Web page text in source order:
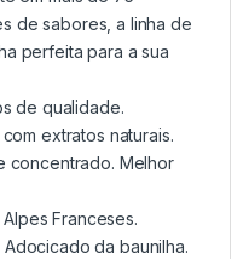
de sabores, a linha de
perfeita para a sua
de qualidade.
extratos naturais.
concentrado. Melhor
Franceses.
da baunilha.